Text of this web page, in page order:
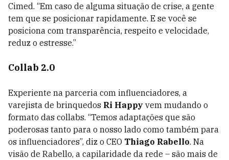
Cimed. “Em caso de alguma situação de crise, a gente
tem que se posicionar rapidamente. E se você se
posiciona com transparência, respeito e velocidade,
reduz o estresse.”
Collab 2.0
Experiente na parceria com influenciadores, a
varejista de brinquedos Ri Happy vem mudando o
formato das collabs. “Temos adaptações que são
poderosas tanto para o nosso lado como também para
os influenciadores”, diz o CEO Thiago Rabello. Na
visão de Rabello, a capilaridade da rede – são mais de